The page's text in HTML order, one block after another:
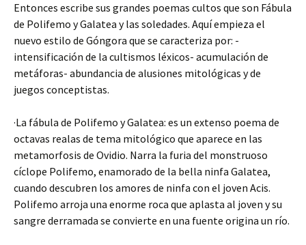
Entonces escribe sus grandes poemas cultos que son Fábula
de Polifemo y Galatea y las soledades. Aquí empieza el
nuevo estilo de Góngora que se caracteriza por: -
intensificación de la cultismos léxicos- acumulación de
metáforas- abundancia de alusiones mitológicas y de
juegos conceptistas.
·La fábula de Polifemo y Galatea: es un extenso poema de
octavas realas de tema mitológico que aparece en las
metamorfosis de Ovidio. Narra la furia del monstruoso
cíclope Polifemo, enamorado de la bella ninfa Galatea,
cuando descubren los amores de ninfa con el joven Acis.
Polifemo arroja una enorme roca que aplasta al joven y su
sangre derramada se convierte en una fuente origina un río.